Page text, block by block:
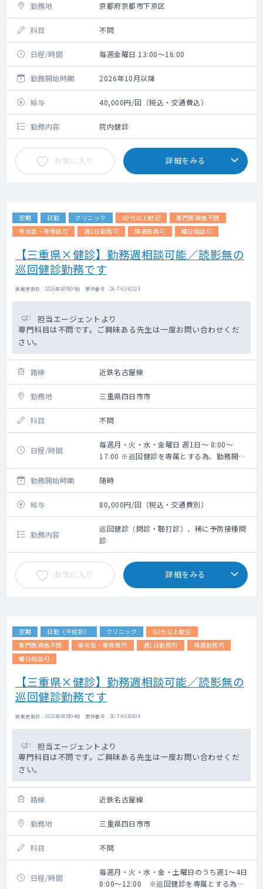
勤務地 京都府京都市下京区
科目 不問
日程/時間 毎週金曜日 13:00～16:00
勤務開始時期 2026年10月以降
給与 40,000円/回（税込・交通費込）
勤務内容 院内健診
お気に入り 詳細をみる
定期 日勤 クリニック 60代以上歓迎
専門医資格不問
専攻医・専修医可
週1日勤務可 隔週勤務可 曜日相談可
【三重県×健診】勤務週相談可能／読影無の
巡回健診勤務です
掲載更新日 : 2026年08月04日 案件番号 : 26-TH341524
担当エージェントより
専門科目は不問です。ご興味ある先生は一度お問い合わせくだ
さい。
路線 近鉄名古屋線
勤務地 三重県四日市市
科目 不問
日程/時間
毎週月・火・水・金曜日 週1日～ 8:00～
17:00 ※巡回健診を専属とする為、勤務開始
時間は巡回先により都度変更あり
勤務開始時期
随時
給与 80,000円/回（税込・交通費別）
勤務内容
巡回健診（問診・聴打診）、稀に予防接種問
診
お気に入り 詳細をみる
定期 日勤（午前診） クリニック
60代以上歓迎
専門医資格不問
専攻医・専修医可 週1日勤務可
隔週勤務可
曜日相談可
【三重県×健診】勤務週相談可能／読影無の
巡回健診勤務です
掲載更新日 : 2026年08月04日 案件番号 : 26-TH338904
担当エージェントより
専門科目は不問です。ご興味ある先生は一度お問い合わせくだ
さい。
路線 近鉄名古屋線
勤務地 三重県四日市市
科目 不問
日程/時間
毎週月・火・水・金・土曜日のうち週1～4日
8:00～12:00 ※巡回健診を専属とする為、